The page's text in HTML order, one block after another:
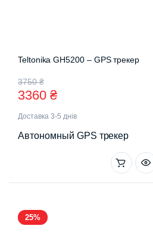
Teltonika GH5200 – GPS трекер
3750₴
Оригінальна
ціна:
3750 ₴.
3360 ₴
Поточна
ціна:
3360 ₴.
Доставка 3-5 днів
Автономный GPS трекер
25%